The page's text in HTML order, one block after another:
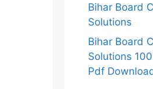
Bihar Board
Solutions
Bihar Board
Solutions
Pdf